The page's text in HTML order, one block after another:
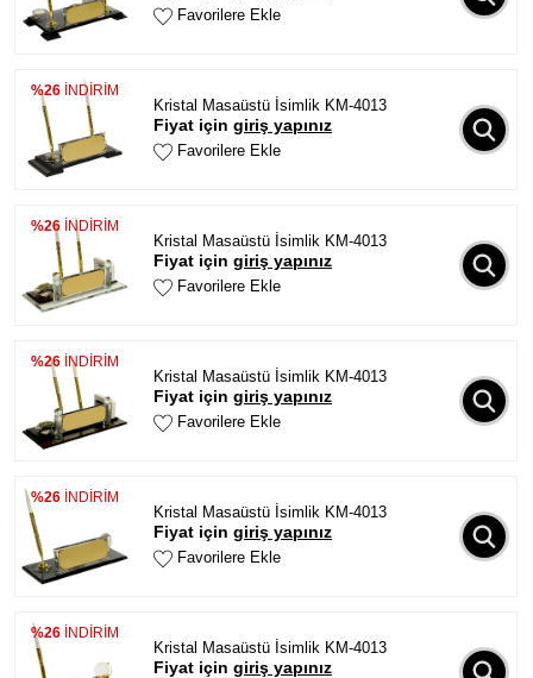
Favorilere Ekle
%26 İNDİRİM
Kristal Masaüstü İsimlik KM-4013
Fiyat için giriş yapınız
Favorilere Ekle
%26 İNDİRİM
Kristal Masaüstü İsimlik KM-4013
Fiyat için giriş yapınız
Favorilere Ekle
%26 İNDİRİM
Kristal Masaüstü İsimlik KM-4013
Fiyat için giriş yapınız
Favorilere Ekle
%26 İNDİRİM
Kristal Masaüstü İsimlik KM-4013
Fiyat için giriş yapınız
Favorilere Ekle
%26 İNDİRİM
Kristal Masaüstü İsimlik KM-4013
Fiyat için giriş yapınız